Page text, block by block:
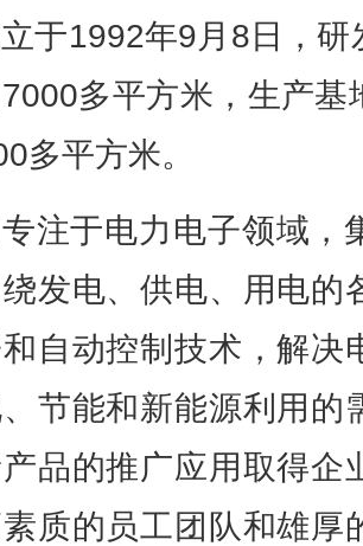
于1992年9月8日，
多平方米，生产基
多平方米。
注于电力电子领域，
发电、供电、用电的
自动控制技术，解决
节能和新能源利用的
品的推广应用取得企
质的员工团队和雄厚